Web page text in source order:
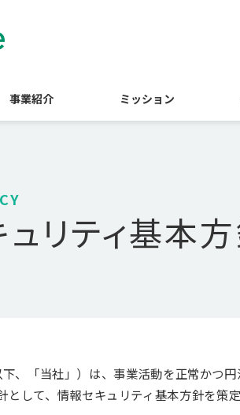
事業紹介 ミッション
リティ基本
、「当社」）は、事業活動を正常かつ
として、情報セキュリティ基本方針を策